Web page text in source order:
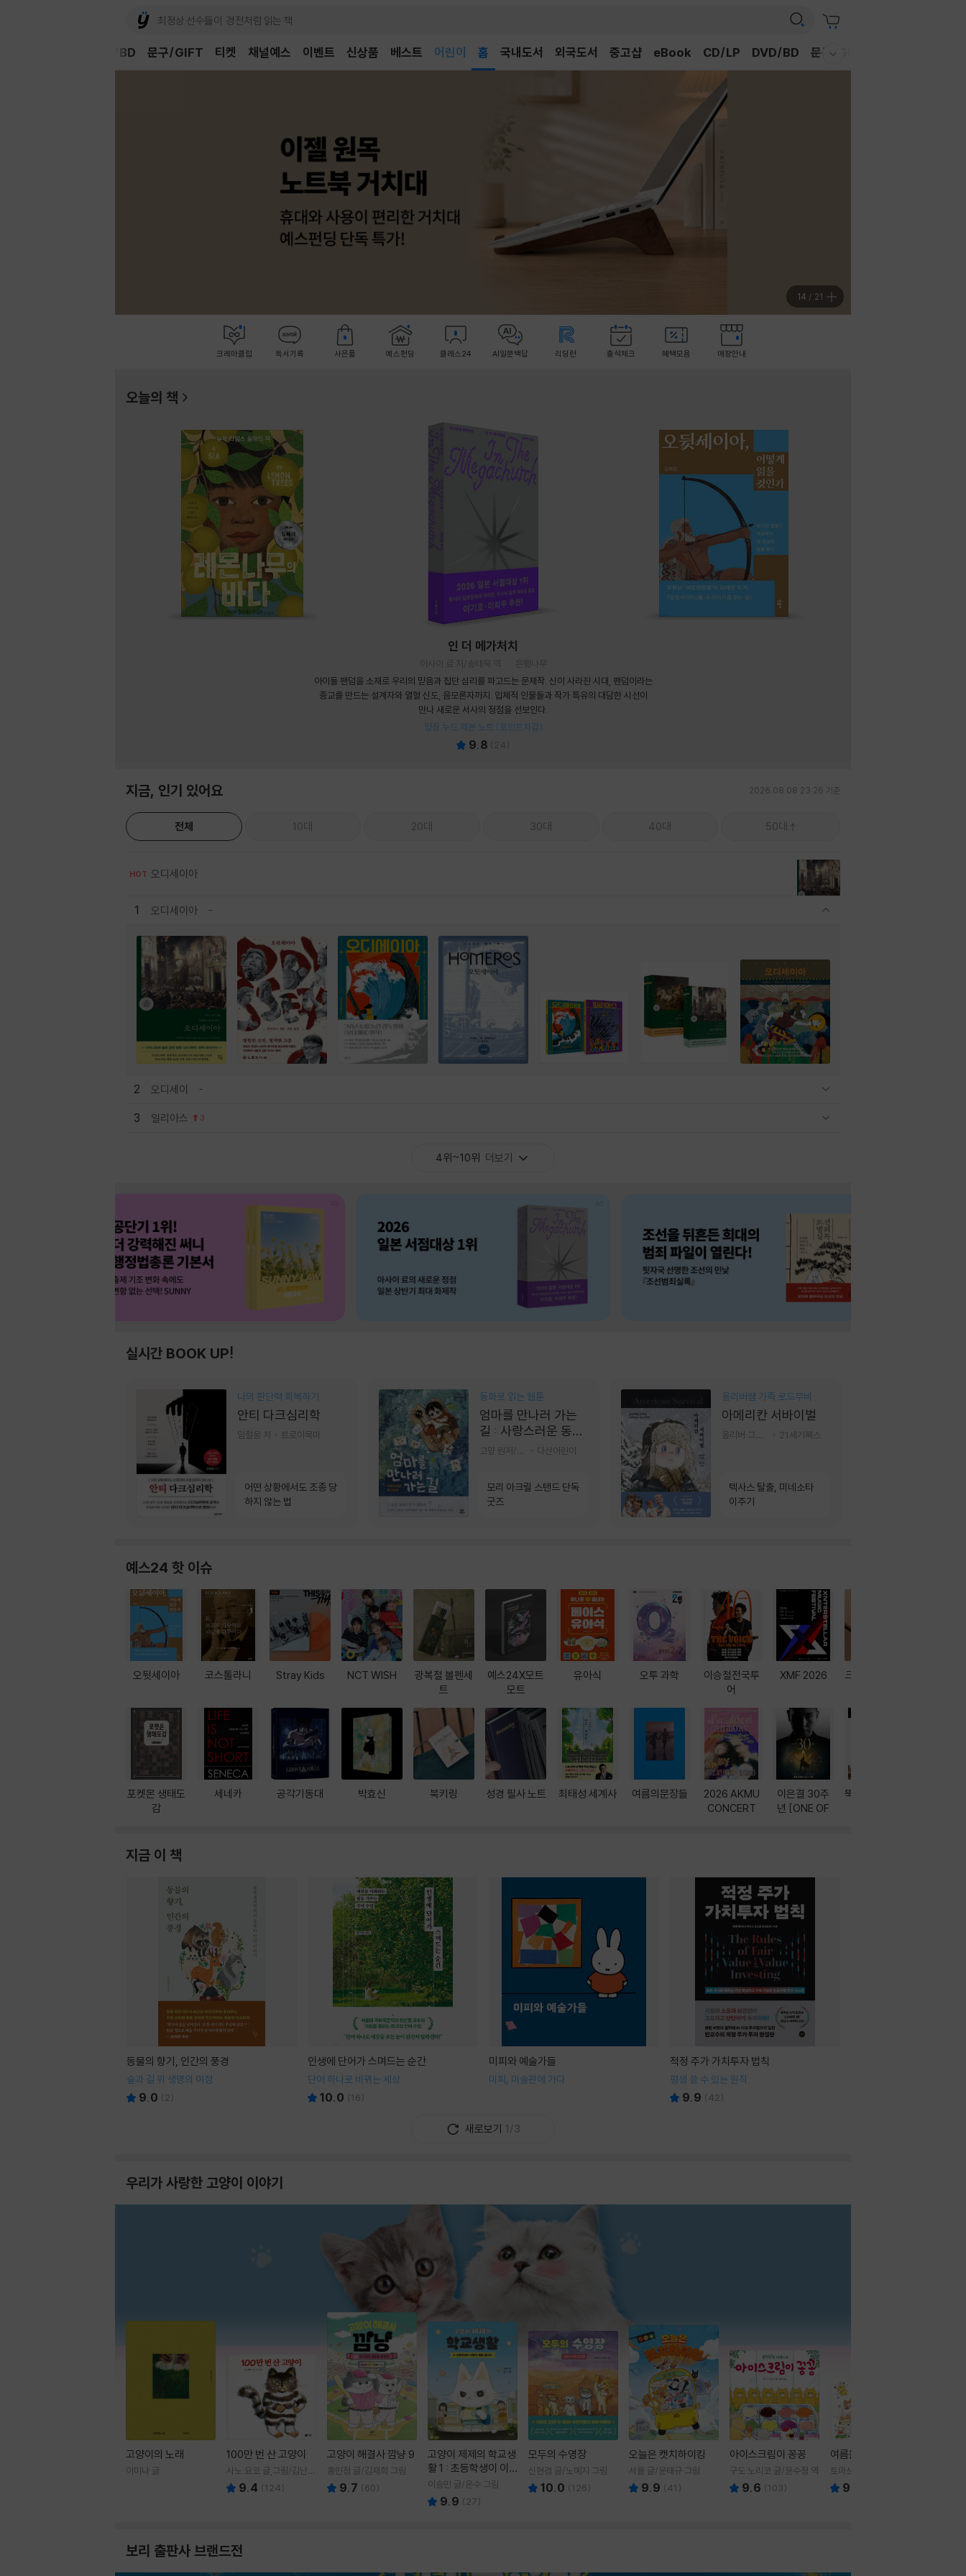
채널예스 이벤트 신상품 베스트
독후감
어린이
홈 국내도서 외국도서 중고샵 eBook CD/LP DVD/BD 문구/GIFT
DVD/BD 문구/GIFT 티켓
15 / 21
크레마클럽 독서기록 사은품 예스펀딩 클래스24 AI일문백답 리딩런 출석체크 혜택모음 매장안내
오늘의 책
인 더 메가처치
아사이 료 저/송태욱 역
은행나무
아이돌 팬덤을 소재로 우리의 믿음과 집단 심리를 파고드는 문제작. 신이 사라진 시대, 팬덤이라는
종교를 만드는 설계자와 열혈 신도, 음모론자까지. 입체적 인물들과 작가 특유의 대담한 시선이
만나 새로운 서사의 정점을 선보인다.
양장 누드 제본 노트 (포인트차감)
9.8 24
지금, 인기 있어요 2026.08.08 23:26 기준
전체 10대 20대 30대 40대 50대
HOT 오디세이아
1 오디세이아
2 오디세이
3 일리아스 3
4위~10위 더보기
실시간 BOOK UP!
나의 판단력 회복하기
안티 다크심리학
임철웅 저 트로이목마
어떤 상황에서도 조종 당
하지 않는 법
동화로 읽는 웹툰
엄마를 만나러 가는
길 : 사랑스러운 동그
라미
다산어린이
모리 아크릴 스탠드 단독
굿즈
올리버쌤 가족 로드무비
아메리칸 서바이벌
21세기북스
텍사스 탈출, 미네소타
이주기
예스24 핫 이슈
오뒷세이아
포켓몬 생태도
감
코스톨라니
세네카
Stray Kids
공각기동대
NCT WISH
박효신
광복절 볼펜세
트
북키링
예스24X모트
모트
성경 필사 노트
유아식
최태성 세계사
오투 과학
여름의문장들
이승철전국투
어
2026 AKMU
CONCERT
XMF 2026
이은결 30주
년 [ONE OF
크레마 이북 리
뚝딱! AI 3대장
지금 이 책
동물의 향기, 인간의 풍경
숲과 길 위 생명의 여정
9.0 ( 2)
인생에 단어가 스며드는 순간
단어 하나로 바뀌는 세상
10.0 (16)
미피와 예술가들
미피, 미술관에 가다
적정 주가 가치투자 법칙
평생 쓸 수 있는 원칙
9.9 (42)
새로보기 1/3
우리가 사랑한 고양이 이야기
고양이의 노래
이미나 글
100만 번 산 고양이
사노 요코 글,그림/김난주
역 9.4 (124)
고양이 해결사 깜냥 9
홍민정 글/김재희 그림
9.7 (60)
고양이 제제의 학교생
활 1 : 초등학생이 이
렇게 힘들 줄이야
이승민 글/온수 그림
9.9 ( 27)
모두의 수영장
신현경 글/노예지 그림
10.0 (126)
오늘은 캣치하이킹
서율 글/윤태규 그림
9.9 (41 )
아이스크림이 꽁꽁
구도 노리코 글/윤수정 역
9.6 (103)
여름을 부탁해
토마쓰리 글그림
9.8
보리 출판사 브랜드전